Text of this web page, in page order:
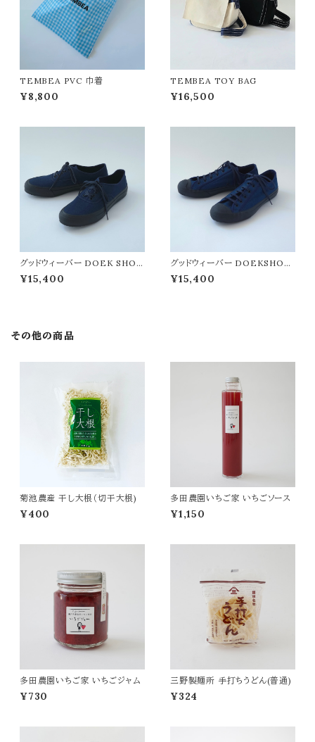
TEMBEA PVC 巾着
¥8,800
TEMBEA TOY BAG
¥16,500
グッドウィーバー DOEK SHOE
INDUSTRIES / OXFORD(I
NGIGO INDIGO) 25cm
¥15,400
グッドウィーバー DOEKSHOE
INDUSTRIES /COURT(IND
IGO INDIGO) 24cm
¥15,400
その他の商品
菊池農産 干し大根（切干大根)
¥400
多田農園いちご家 いちごソース
¥1,150
多田農園いちご家 いちごジャム
¥730
三野製麺所 手打ちうどん(普通)
¥324